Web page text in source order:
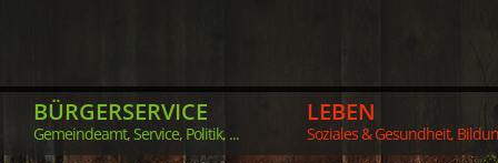
BÜRGERSERVICE
Gemeindeamt, Service, Politik, ...
LEBEN
Soziales & Gesundheit,